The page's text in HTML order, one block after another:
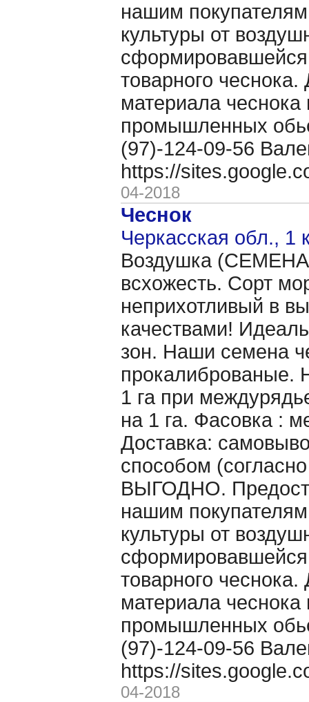
нашим
культуры от
сформировавшейся
товарного чеснока.
материала
промышленных
(97)-124-09-56
https://
04-2018
Чеснок
Черкасская обл., 1
Воздушка (CЕМЕНА
всхожесть. Сорт
неприхотливый в
качествами!
зон. Наши семена
прокалиброваные.
1 га при
на 1 га. Фасовка :
Доставка:
способом
ВЫГОДНО.
нашим
культуры от
сформировавшейся
товарного чеснока.
материала
промышленных
(97)-124-09-56
https://
04-2018